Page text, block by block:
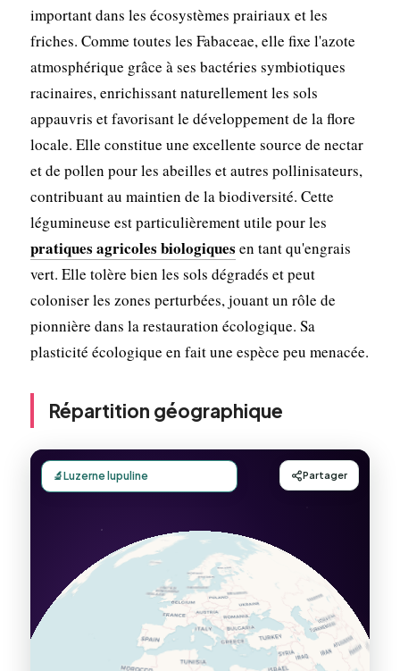
important dans les écosystèmes prairiaux et les
friches. Comme toutes les Fabaceae, elle fixe l'azote
atmosphérique grâce à ses bactéries symbiotiques
racinaires, enrichissant naturellement les sols
appauvris et favorisant le développement de la flore
locale. Elle constitue une excellente source de nectar
et de pollen pour les abeilles et autres pollinisateurs,
contribuant au maintien de la biodiversité. Cette
légumineuse est particulièrement utile pour les
pratiques agricoles biologiques en tant qu'engrais
vert. Elle tolère bien les sols dégradés et peut
coloniser les zones perturbées, jouant un rôle de
pionnière dans la restauration écologique. Sa
plasticité écologique en fait une espèce peu menacée.
Répartition géographique